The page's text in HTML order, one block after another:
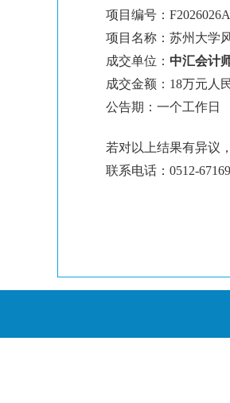
项目编号：F2026026A
项目名称：苏州大学
成交单位： 中汇会计
成交金额：18万元人
公告期：一个工作日
若对以上结果有异议
联系电话：0512-